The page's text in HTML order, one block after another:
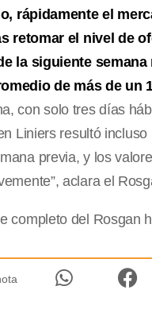
rápidamente el
retomar el nivel de
la siguiente
de más de un
con solo tres días
Liniers resultó
previa, y los
aclara el
completo del Rosgan